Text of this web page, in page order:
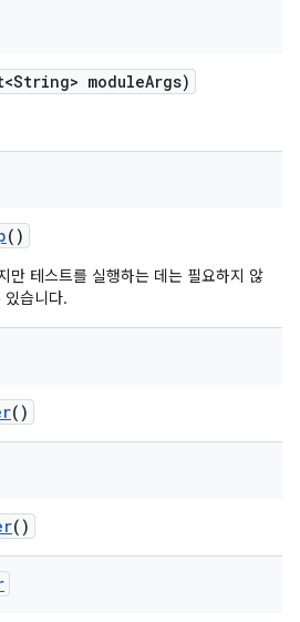
moduleArgs)
()
만 테스트를 실행하는 데는 필요하지 않
있습니다.
()
()